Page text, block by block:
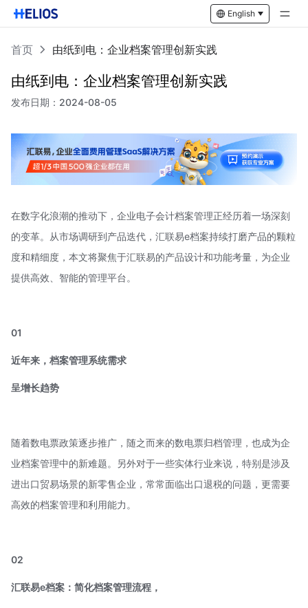
English
首页 由纸到电：企业档案管理创新实践
由纸到电：企业档案管理创新实践
发布日期： 2024-08-05
在数字化浪潮的推动下，企业电子会计档案管理正经历着一场深刻
的变革。从市场调研到产品迭代，汇联易e档案持续打磨产品的颗粒
度和精细度，本文将聚焦于汇联易的产品设计和功能考量，为企业
提供高效、智能的管理平台。
01
近年来，档案管理系统需求
呈增长趋势
随着数电票政策逐步推广，随之而来的数电票归档管理，也成为企
业档案管理中的新难题。另外对于一些实体行业来说，特别是涉及
进出口贸易场景的新零售企业，常常面临出口退税的问题，更需要
高效的档案管理和利用能力。
02
汇联易e档案： 简化档案管理流程，